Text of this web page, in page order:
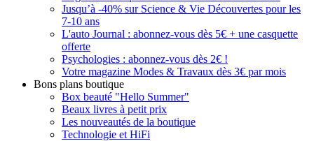
Jusqu’à -40% sur Science & Vie Découvertes pour les
7-10 ans
L'auto Journal : abonnez-vous dès 5€ + une casquette
offerte
Psychologies : abonnez-vous dès 2€ !
Votre magazine Modes & Travaux dès 3€ par mois
Bons plans boutique
Box beauté "Hello Summer"
Beaux livres à petit prix
Les nouveautés de la boutique
Technologie et HiFi